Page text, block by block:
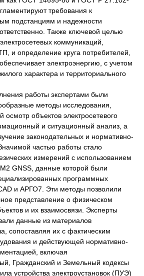
требования к
подстанциям и надежности
Также ключевой целью
коммуникаций,
и определение круга потребителей,
электроэнергию, с учетом
характера и территориального
работы экспертами были
методы исследования,
осмотр объектов электросетевого
и ситуационный анализ, а
законодательных и нормативно-
частью работы стало
измерений с использованием
GNSS, данные которой были
программных
и АРГО7. Эти методы позволили
представление о физическом
и их взаимосвязи. Эксперты
данные из материалов
сопоставляя их с фактическим
и действующей нормативно-
включая
Гражданский и Земельный кодексы
устройства электроустановок (ПУЭ)